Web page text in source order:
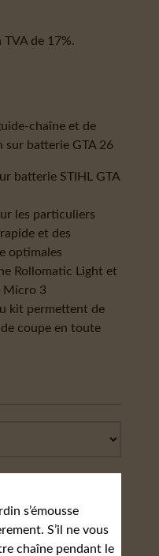
de 17%.
chaîne et de
sur batterie GTA 26
batterie STIHL GTA
les particuliers
et des
optimales
Rollomatic Light et
Micro 3
kit permettent de
coupe en toute
s’émousse
S’il ne vous
chaîne pendant le